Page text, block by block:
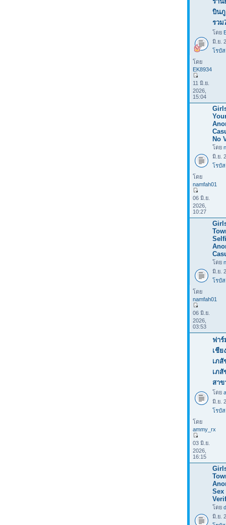
บินภู
รวม
โดย
มิ.ย.
โรบั
โดย
EK8934
11 มิ.ย.
2026,
15:04
No
โดย
มิ.ย.
โรบั
โดย
namfah01
06 มิ.ย.
2026,
10:27
โดย
มิ.ย.
โรบั
โดย
namfah01
06 มิ.ย.
2026,
03:53
ฟา
เชีย
เภสั
เภสั
สาข
โดย
มิ.ย.
โรบั
โดย
ammy_rx
03 มิ.ย.
2026,
16:15
Sex
โดย
มิ.ย.